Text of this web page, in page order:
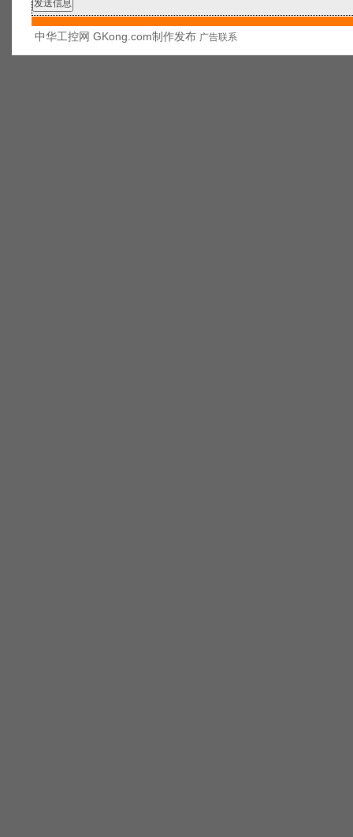
中华工控网 GKong.com制作发布 广告联系